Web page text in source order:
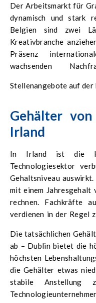
Der Arbeitsmarkt für
dynamisch und stark
Belgien sind zwei
Kreativbranche
Präsenz
wachsenden
Lebenshaltungskosten
beiden Ländern deutlich
Stellenangebote auf
Gehälter
Irland
In Irland ist die
Technologiesektor
Gehaltsniveau
mit einem
rechnen. Fachkräfte
verdienen in der Regel
mehr als 60.000 Euro
Die tatsächlichen
ab – Dublin bietet die
höchsten
die Gehälter etwas
stabile Anstellung